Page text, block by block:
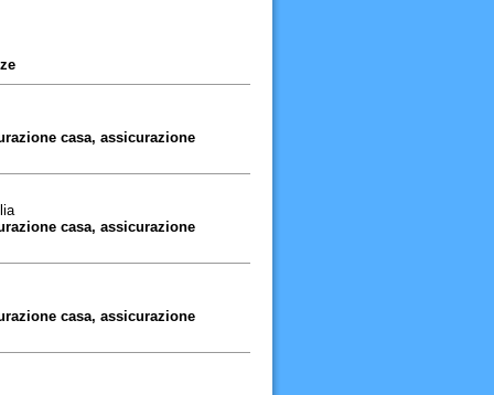
casa, assicurazione
casa, assicurazione
casa, assicurazione